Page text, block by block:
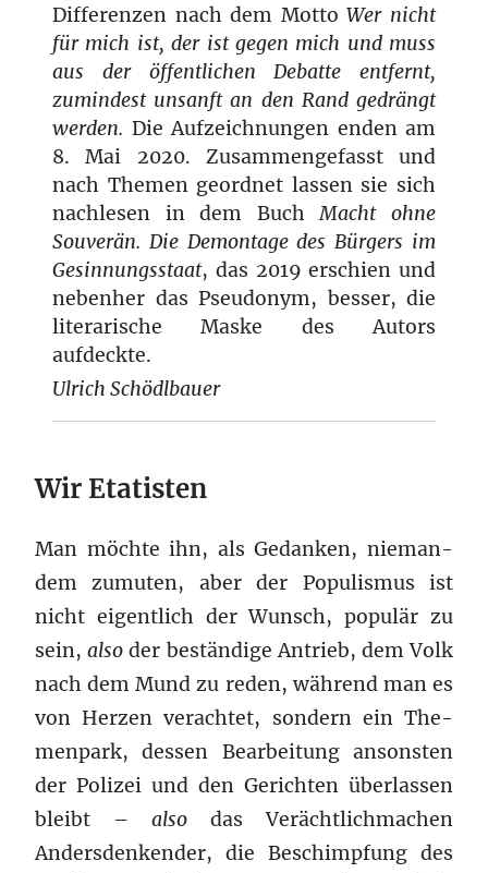
Differenzen nach dem MottoWer nicht
für mich ist, der ist gegen mich und muss
aus der öffentlichen Debatte entfernt,
zumindest unsanft an den Rand gedrängt
werden. Die Aufzeichnungen enden am
8. Mai 2020. Zusammengefasst und
nach Themen geordnet lassen sie sich
nachlesen in dem BuchMacht ohne
Souverän. Die Demontage des Bürgers im
Gesinnungsstaat, das 2019 erschien und
nebenher das Pseudonym, besser, die
literarische Maske des Autors
aufdeckte.
Ulrich Schödlbauer
Wir Etatisten
Man möchte ihn, als Gedanken, nie­man­
dem zumuten, aber der Pop­ulis­mus ist
nicht eigentlich der Wun­sch, pop­ulär zu
sein,also der beständige Antrieb, dem Volk
nach dem Mund zu reden, während man es
von Herzen ver­achtet, son­dern ein The­
men­park, dessen Bear­beitung anson­sten
der Polizei und den Gerichten über­lassen
bleibt – also das Verächtlich­machen
Ander­s­denk­ender, die Beschimp­fung des